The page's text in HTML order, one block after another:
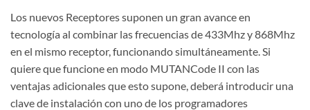
Los nuevos Receptores suponen un gran avance en
tecnología al combinar las frecuencias de 433Mhz y 868Mhz
en el mismo receptor, funcionando simultáneamente. Si
quiere que funcione en modo MUTANCode II con las
ventajas adicionales que esto supone, deberá introducir una
clave de instalación con uno de los programadores